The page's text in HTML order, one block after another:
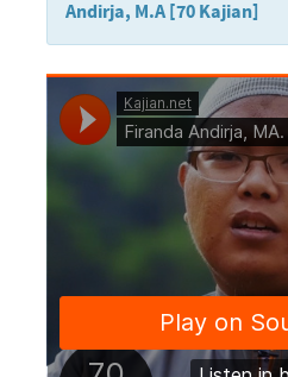
Andirja, M.A [70 Kajian]